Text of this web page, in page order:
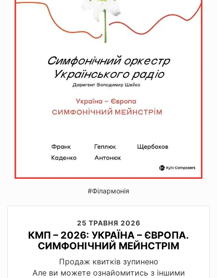
#Філармонія
25 ТРАВНЯ 2026
КМП – 2026: УКРАЇНА – ЄВРОПА.
СИМФОНІЧНИЙ МЕЙНСТРІМ
Продаж квитків зупинено
Але ви можете ознайомитись з іншими